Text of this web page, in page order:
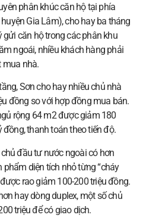
phân khúc căn hộ tại phía
Gia Lâm), cho hay ba tháng
gửi căn hộ trong các phân khu
ngoái, nhiều khách hàng phải
mua nhà.
Sơn cho hay nhiều chủ nhà
đồng so với hợp đồng mua bán.
rộng 64 m2 được giảm 180
đồng, thanh toán theo tiến độ.
đầu tư nước ngoài có hơn
phẩm diện tích nhỏ từng “cháy
rao giảm 100-200 triệu đồng.
hay dòng duplex, một số chủ
triệu để có giao dịch.